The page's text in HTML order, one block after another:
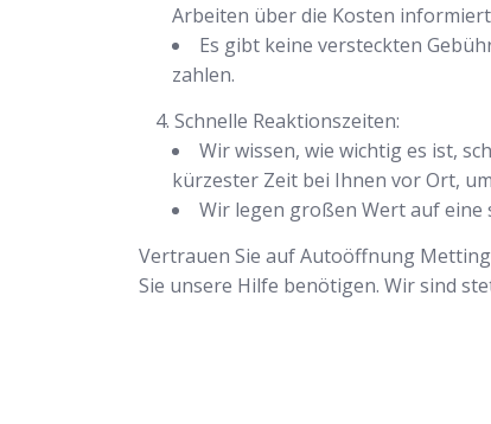
Arbeiten über die Kosten
Es gibt keine versteckten
zahlen.
Schnelle Reaktionszeiten:
Wir wissen, wie wichtig es ist,
kürzester Zeit bei Ihnen vor Ort,
Wir legen großen Wert auf eine
Vertrauen Sie auf Autoöffnung
Sie unsere Hilfe benötigen. Wir sind